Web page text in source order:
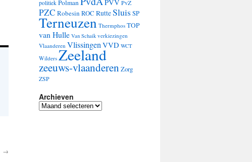
→
politiek Polman PVV PvZ
PZC Robesin ROC RutteSluis SP
Terneuzen Thermphos TOP
van Hulle Van Schaik verkiezingen
Vlaanderen VlissingenVVD WCT
Wilders Zeeland
zeeuws-vlaanderen Zorg
ZSP
Archieven
Archieven